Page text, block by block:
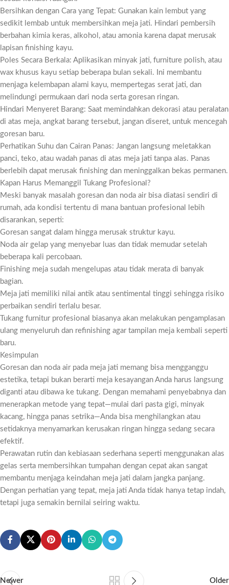
Bersihkan dengan Cara yang Tepat: Gunakan kain lembut yang
sedikit lembab untuk membersihkan meja jati. Hindari pembersih
berbahan kimia keras, alkohol, atau amonia karena dapat merusak
lapisan finishing kayu.
Poles Secara Berkala: Aplikasikan minyak jati, furniture polish, atau
wax khusus kayu setiap beberapa bulan sekali. Ini membantu
menjaga kelembapan alami kayu, mempertegas serat jati, dan
melindungi permukaan dari noda serta goresan ringan.
Hindari Menyeret Barang: Saat memindahkan dekorasi atau peralatan
di atas meja, angkat barang tersebut, jangan diseret, untuk mencegah
goresan baru.
Perhatikan Suhu dan Cairan Panas: Jangan langsung meletakkan
panci, teko, atau wadah panas di atas meja jati tanpa alas. Panas
berlebih dapat merusak finishing dan meninggalkan bekas permanen.
Kapan Harus Memanggil Tukang Profesional?
Meski banyak masalah goresan dan noda air bisa diatasi sendiri di
rumah, ada kondisi tertentu di mana bantuan profesional lebih
disarankan, seperti:
Goresan sangat dalam hingga merusak struktur kayu.
Noda air gelap yang menyebar luas dan tidak memudar setelah
beberapa kali percobaan.
Finishing meja sudah mengelupas atau tidak merata di banyak
bagian.
Meja jati memiliki nilai antik atau sentimental tinggi sehingga risiko
perbaikan sendiri terlalu besar.
Tukang furnitur profesional biasanya akan melakukan pengamplasan
ulang menyeluruh dan refinishing agar tampilan meja kembali seperti
baru.
Kesimpulan
Goresan dan noda air pada meja jati memang bisa mengganggu
estetika, tetapi bukan berarti meja kesayangan Anda harus langsung
diganti atau dibawa ke tukang. Dengan memahami penyebabnya dan
menerapkan metode yang tepat—mulai dari pasta gigi, minyak
kacang, hingga panas setrika—Anda bisa menghilangkan atau
setidaknya menyamarkan kerusakan ringan hingga sedang secara
efektif.
Perawatan rutin dan kebiasaan sederhana seperti menggunakan alas
gelas serta membersihkan tumpahan dengan cepat akan sangat
membantu menjaga keindahan meja jati dalam jangka panjang.
Dengan perhatian yang tepat, meja jati Anda tidak hanya tetap indah,
tetapi juga semakin bernilai seiring waktu.
Newer Older